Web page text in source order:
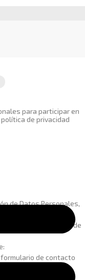
para participar en
de privacidad
de Datos Personales,
a través de
de datos titularidad de
de contacto
futuras